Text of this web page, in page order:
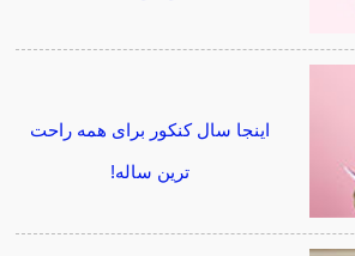
اینجا سال کنکور برای همه راحت
ترین ساله!